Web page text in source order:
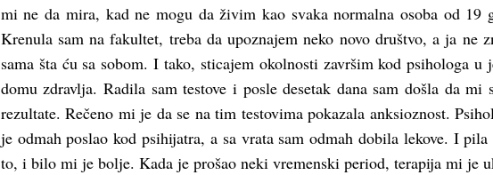
mi ne da mira, kad ne mogu da živim kao svaka normalna osoba od 19
Krenula sam na fakultet, treba da upoznajem neko novo društvo, a ja ne
sama šta ću sa sobom. I tako, sticajem okolnosti završim kod psihologa u
domu zdravlja. Radila sam testove i posle desetak dana sam došla da mi
rezultate. Rečeno mi je da se na tim testovima pokazala anksioznost.
je odmah poslao kod psihijatra, a sa vrata sam odmah dobila lekove. I pila
to, i bilo mi je bolje. Kada je prošao neki vremenski period, terapija mi je